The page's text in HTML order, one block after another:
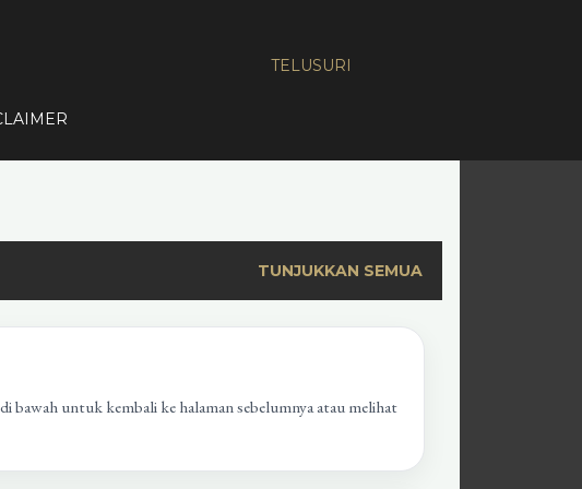
TELUSURI
TUNJUKKAN SEMUA
untuk kembali ke halaman sebelumnya atau melihat